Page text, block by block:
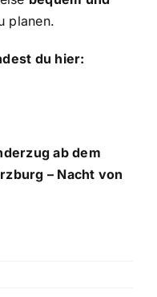
planen.
du hier:
ab dem
– Nacht von